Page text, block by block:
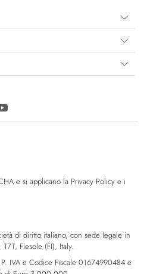
e si applicano la Privacy Policy e i
di diritto italiano, con sede legale in
Fiesole (FI), Italy.
IVA e Codice Fiscale 01674990484 e